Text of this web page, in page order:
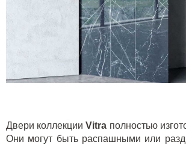
Двери коллекцииVitra полностью
Они могут быть распашными или